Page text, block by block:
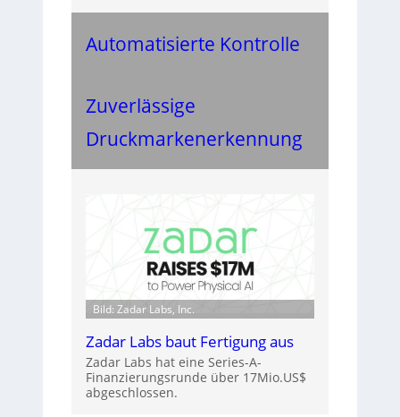
Automatisierte Kontrolle
Zuverlässige
Druckmarkenerkennung
Bild: Zadar Labs, Inc.
Zadar Labs baut Fertigung aus
Zadar Labs hat eine Series-A-
Finanzierungsrunde über 17Mio.US$
abgeschlossen.